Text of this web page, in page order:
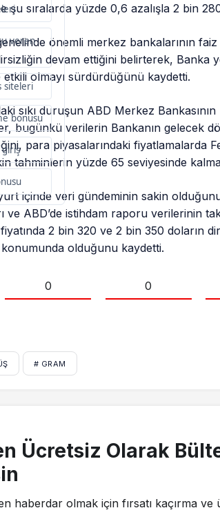
veren
siteleri
bonusu
şu sıralarda yüzde 0,6 azalışla 2 bin
önemli merkez bankalarının
devam ettiğini belirterek, Banka
olmayı sürdürdüğünü kaydetti.
sıkı duruşun ABD Merkez Bankasının
bugünkü verilerin Bankanın gelecek
para piyasalarındaki fiyatlamalarda
tahminlerin yüzde 65 seviyesinde
içinde veri gündeminin sakin
ve ABD’de istihdam raporu verilerinin
fiyatında 2 bin 320 ve 2 bin 350 doların
olduğunu kaydetti.
0 0
# GRAM
Ücretsiz Olarak
haberdar olmak için fırsatı kaçırma